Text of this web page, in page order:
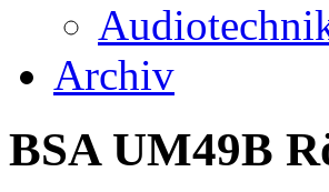
Archiv
BSA UM49B